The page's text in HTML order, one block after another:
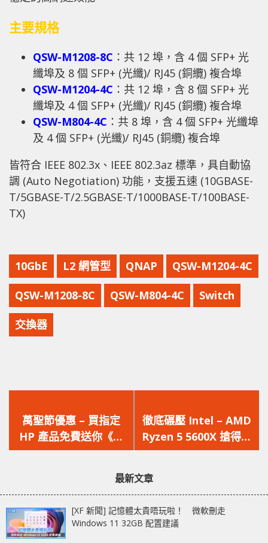
主要規格
QSW-M1208-8C ：共 12 埠，含 4 個 SFP+ 光
纖埠及 8 個 SFP+ (光纖)/ RJ45 (銅纜) 複合埠
QSW-M1204-4C ：共 12 埠，含 8 個 SFP+ 光
纖埠及 4 個 SFP+ (光纖)/ RJ45 (銅纜) 複合埠
QSW-M804-4C ：共 8 埠，含 4 個 SFP+ 光纖埠
及 4 個 SFP+ (光纖)/ RJ45 (銅纜) 複合埠
皆符合 IEEE 802.3x、IEEE 802.3az 標準，具自動協
調 (Auto Negotiation) 功能，支援五速 (10GBASE-
T/5GBASE-T/2.5GBASE-T/1000BASE-T/100BASE-
TX)
10GbE L2 網管型 QNAP QSW-M1204-4C
QSW-M1208-8C QSW-M804-4C Switch
交換器
一
篇
文
萬聖節優惠 – 買指定
HP 產品免費送你《迷
你兵團》精品
一
篇
文
徹底碾壓 Intel – AMD
Ryzen 5 5600X 搶得單
核效能榜首
最新文章
[XF 新聞] 記憶體太貴唔玩啦！ 微軟刪走
Windows 11 32GB 配置建議